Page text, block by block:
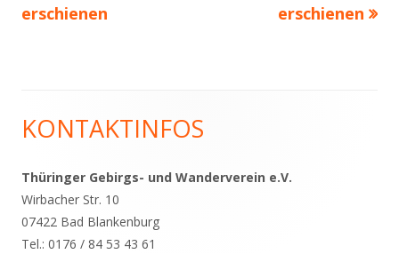
erschienen
erschienen
Haupt-
Seitenleiste
KONTAKTINFOS
Thüringer Gebirgs- und Wanderverein e.V.
Wirbacher Str. 10
07422 Bad Blankenburg
Tel.: 0176 / 84 53 43 61